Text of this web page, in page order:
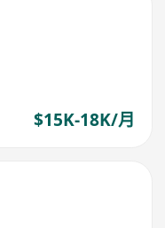
$15K-18K/月